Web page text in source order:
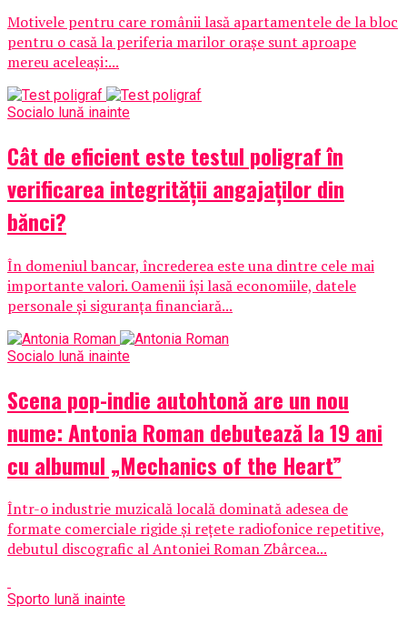
Motivele pentru care românii lasă apartamentele de la bloc
pentru o casă la periferia marilor orașe sunt aproape
mereu aceleași:...
Socialo lună inainte
Cât de eficient este testul poligraf în
verificarea integrității angajaților din
bănci?
În domeniul bancar, încrederea este una dintre cele mai
importante valori. Oamenii își lasă economiile, datele
personale și siguranța financiară...
Socialo lună inainte
Scena pop-indie autohtonă are un nou
nume: Antonia Roman debutează la 19 ani
cu albumul „Mechanics of the Heart”
Într-o industrie muzicală locală dominată adesea de
formate comerciale rigide și rețete radiofonice repetitive,
debutul discografic al Antoniei Roman Zbârcea...
Sporto lună inainte